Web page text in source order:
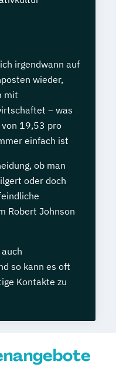
irgendwann auf
wieder,
mit
– was
19,53 pro
einfach ist
ob man
oder doch
Robert Johnson
so kann es oft
Kontakte zu